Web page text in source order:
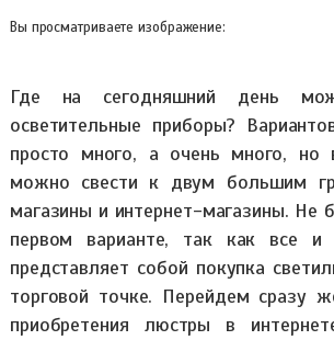
Вы просматриваете изображение:
Где на сегодняшний день
осветительные приборы?
просто много, а очень много, но
можно свести к двум большим
магазины и интернет-магазины. Не
первом варианте, так как все
представляет собой покупка
торговой точке. Перейдем сразу
приобретения люстры в